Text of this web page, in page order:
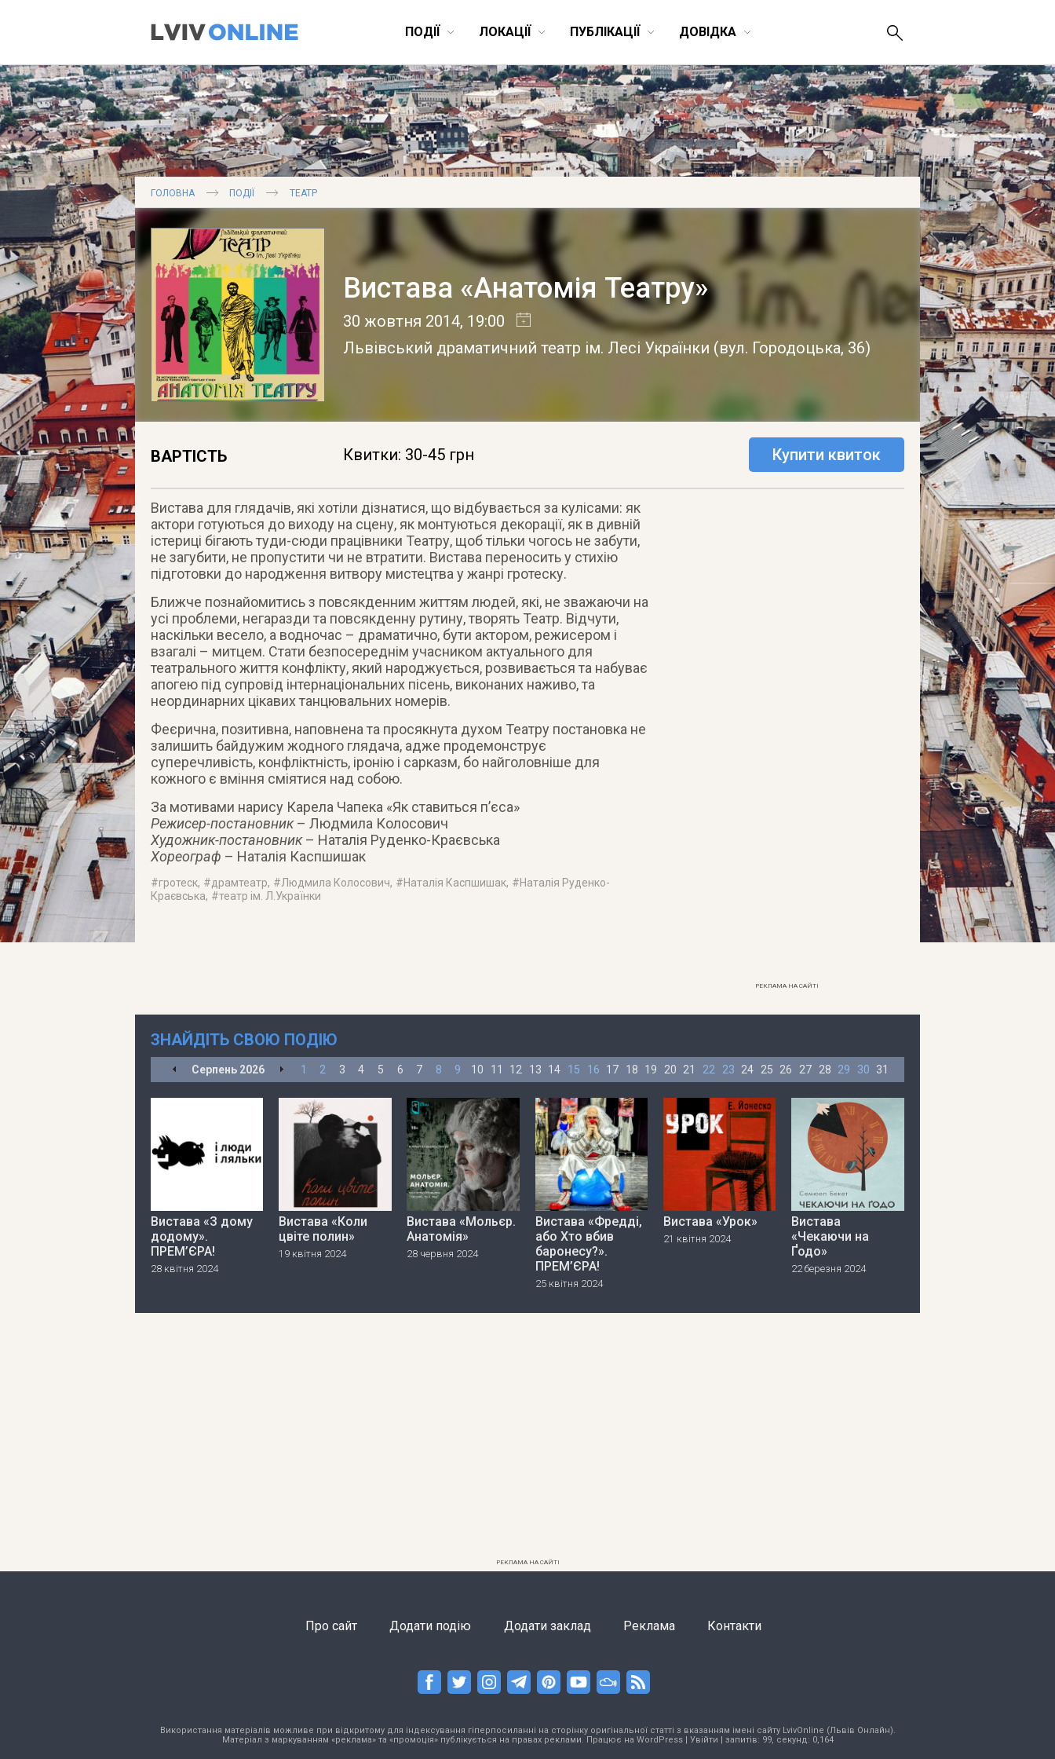
ПОДІЇ ЛОКАЦІЇ ПУБЛІКАЦІЇ ДОВІДКА
ГОЛОВНА ПОДІЇ ТЕАТР
Вистава «Анатомія Театру»
30 жовтня 2014, 19:00
Львівський драматичний театр ім. Лесі Українки (вул. Городоцька, 36)
ВАРТІСТЬ Квитки: 30-45 грн Купити квиток
Вистава для глядачів, які хотіли дізнатися, що відбувається за кулісами: як
актори готуються до виходу на сцену, як монтуються декорації, як в дивній
істериці бігають туди-сюди працівники Театру, щоб тільки чогось не забути,
не загубити, не пропустити чи не втратити. Вистава переносить у стихію
підготовки до народження витвору мистецтва у жанрі гротеску.
Ближче познайомитись з повсякденним життям людей, які, не зважаючи на
усі проблеми, негаразди та повсякденну рутину, творять Театр. Відчути,
наскільки весело, а водночас – драматично, бути актором, режисером і
взагалі – митцем. Стати безпосереднім учасником актуального для
театрального життя конфлікту, який народжується, розвивається та набуває
апогею під супровід інтернаціональних пісень, виконаних наживо, та
неординарних цікавих танцювальних номерів.
Феєрична, позитивна, наповнена та просякнута духом Театру постановка не
залишить байдужим жодного глядача, адже продемонструє
суперечливість, конфліктність, іронію і сарказм, бо найголовніше для
кожного є вміння сміятися над собою.
За мотивами нарису Карела Чапека «Як ставиться п’єса»
Режисер-постановник– Людмила Колосович
Художник-постановник– Наталія Руденко-Краєвська
Хореограф – Наталія Каспшишак
#гротеск, #драмтеатр, #Людмила Колосович, #Наталія Каспшишак, #Наталія Руденко-
Краєвська, #театр ім. Л.Українки
РЕКЛАМА НА САЙТІ
ЗНАЙДІТЬ СВОЮ ПОДІЮ
Серпень 2026 1 2 3 4 5 6 7 8 9 10 11 12 13 14 15 16 17 18 19 20 21 22 23 24 25 26 27 28 29 30 31
Вистава «З дому
додому».
ПРЕМ’ЄРА!
28 квітня 2024
Вистава «Коли
цвіте полин»
19 квітня 2024
Вистава «Мольєр.
Анатомія»
28 червня 2024
Вистава «Фредді,
або Хто вбив
баронесу?».
ПРЕМ’ЄРА!
25 квітня 2024
Вистава «Урок»
21 квітня 2024
Вистава
«Чекаючи на
Ґодо»
22 березня 2024
РЕКЛАМА НА САЙТІ
Про сайт Додати подію Додати заклад Реклама Контакти
Використання матеріалів можливе при відкритому для індексування гіперпосиланні на сторінку оригінальної статті з вказанням імені сайту LvivOnline (Львів Онлайн).
Матеріал з маркуванням «реклама» та «промоція» публікується на правах реклами. Працює на WordPress| Увійти | запитів: 99, секунд: 0,164